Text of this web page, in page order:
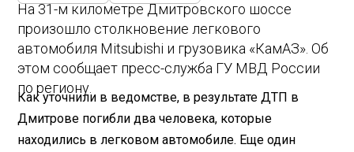
На 31-м километре Дмитровского шоссе
произошло столкновение легкового
автомобиля Mitsubishi и грузовика «КамАЗ». Об
этом сообщает пресс-служба ГУ МВД России
по региону.
Как уточнили в ведомстве, в результате ДТП в
Дмитрове погибли два человека, которые
находились в легковом автомобиле. Еще один